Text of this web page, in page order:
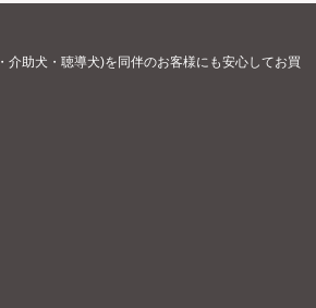
介助犬・聴導犬)を同伴のお客様にも安心してお買